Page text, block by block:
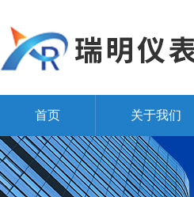
首页 关于我们